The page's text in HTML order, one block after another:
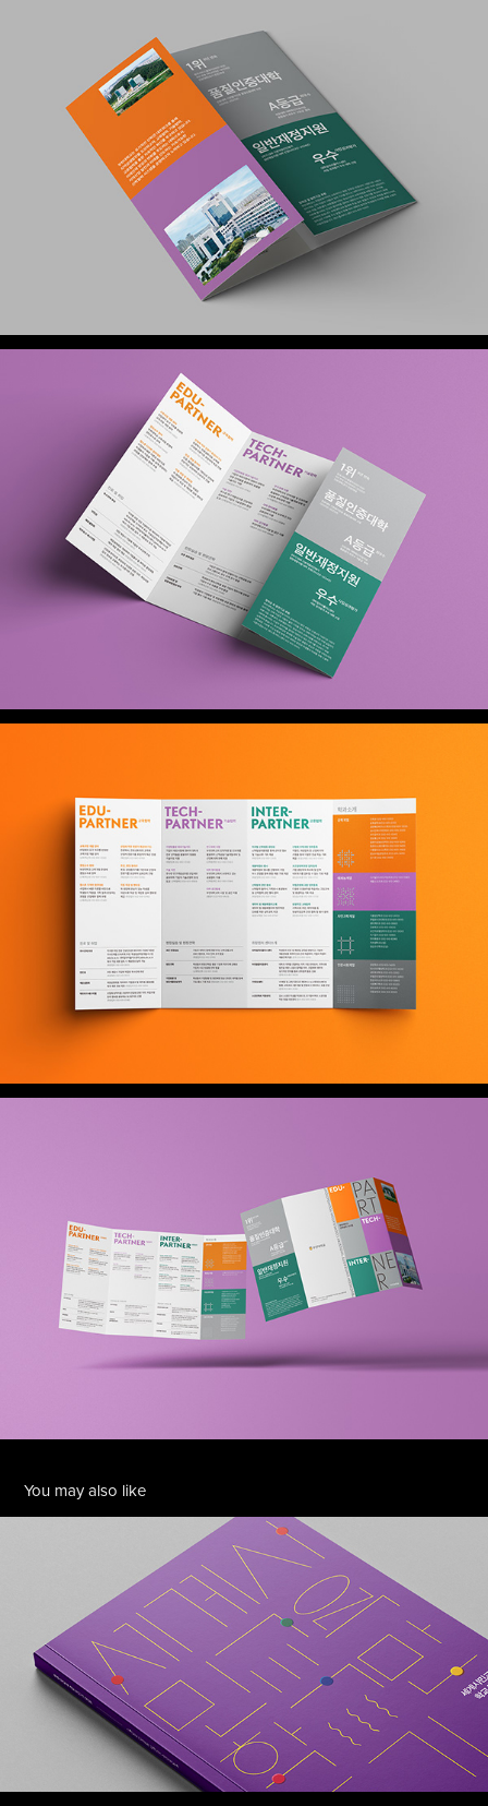
You may also like
UNESCO APCEIU. 세계시민교육학교만들기
2019